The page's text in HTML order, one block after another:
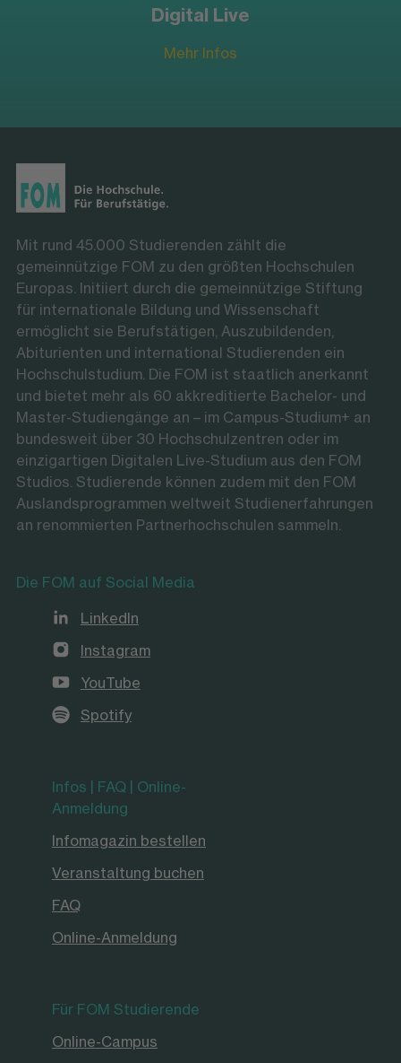
Digital Live
Mehr Infos
Mit rund 45.000 Studierenden zählt die
gemeinnützige FOM zu den größten Hochschulen
Europas. Initiiert durch die gemeinnützige Stiftung
für internationale Bildung und Wissenschaft
ermöglicht sie Berufstätigen, Auszubildenden,
Abiturienten und international Studierenden ein
Hochschulstudium. Die FOM ist staatlich anerkannt
und bietet mehr als 60 akkreditierte Bachelor- und
Master-Studiengänge an – im Campus-Studium+ an
bundesweit über 30 Hochschulzentren oder im
einzigartigen Digitalen Live-Studium aus den FOM
Studios. Studierende können zudem mit den FOM
Auslandsprogrammen weltweit Studienerfahrungen
an renommierten Partnerhochschulen sammeln.
Die FOM auf Social Media
LinkedIn
Instagram
YouTube
Spotify
Infos | FAQ | Online-
Anmeldung
Infomagazin bestellen
Veranstaltung buchen
FAQ
Online-Anmeldung
Für FOM Studierende
Online-Campus